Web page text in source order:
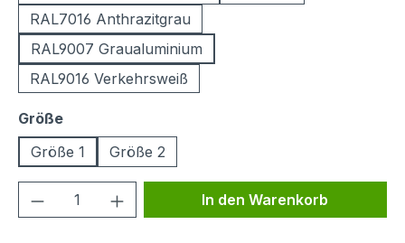
RAL7016 Anthrazitgrau
RAL9007 Graualuminium
RAL9016 Verkehrsweiß
Größeauswählen
Größe 1
Größe 2
Produkt Anzahl: Gib denIn den Warenkorb